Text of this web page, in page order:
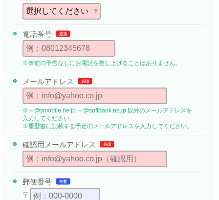
電話番号 必須
※事前の予告なしにお電話を差し上げることはありません。
メールアドレス 必須
※～@ymobile.ne.jp ～@softbank.ne.jp 以外のメールアドレスを
入力してください。
※履歴書に記載する予定のメールアドレスを入力してください。
確認用メールアドレス 必須
郵便番号 任意
〒